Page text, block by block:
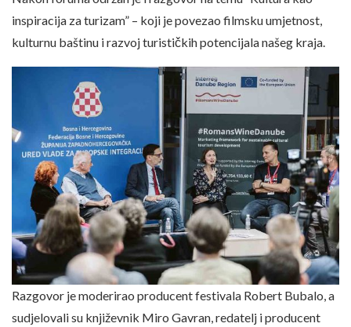
inspiracija za turizam” – koji je povezao filmsku umjetnost,
kulturnu baštinu i razvoj turističkih potencijala našeg kraja.
Razgovor je moderirao producent festivala Robert Bubalo, a
sudjelovali su književnik Miro Gavran, redatelj i producent